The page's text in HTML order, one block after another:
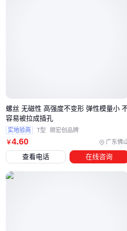
定如何选择6-32粗牙螺丝？
场景是关键决策因素。不同场景对
性有不同要求：
￥4.60 广东佛
螺丝 无磁性 高强度不变形 弹性模量小
容易被拉成插孔
实地验商 T型 顺宏创品牌
查看电话 在线咨询